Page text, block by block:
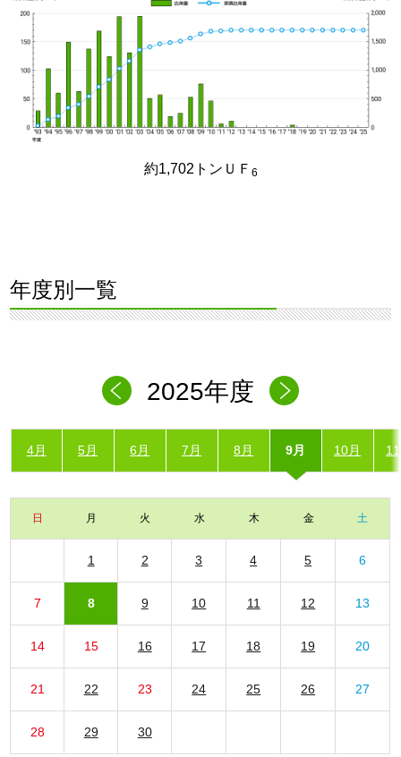
約1,702トンＵＦ 6
年度別一覧
2025年度
4月 5月 6月 7月 8月 9月 10月
日 月 火 水 木 金 土
1 2 3 4 5 6
7 8 9 10 11 12 13
14 15 16 17 18 19 20
21 22 23 24 25 26 27
28 29 30